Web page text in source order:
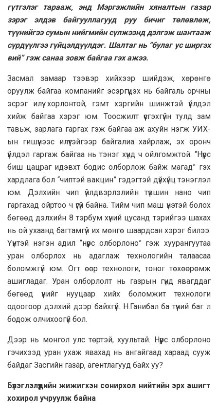
гүтгэлэг тарааж, энд Мэргэжлийн хяналтын газар
зэрэг элдэв байгууллагууд руу бичиг төлөвлөж,
түүнийгээ сумын нийгмийн сүлжээнд дэлгэж шантааж
сүрдүүлгээ гүйцэлдүүлдэг. Шалтаг нь “булаг ус ширгэх
вий” гэж санаа зовж байгаа гэх ажээ.
Засмал замаар тээвэр хийхээр шийдэж, хөрөнгө
оруулж байгаа компанийг эсэргүүцэх нь байгаль орчны
эсрэг илүү хорлонтой, гэмт хэргийн шинжтэй үйлдэл
хийж байгаа хэрэг юм. Тоосжилт үүсгэхгүйн тулд зам
тавьж, зарлага гаргах гэж байгаа аж ахуйн нэгж УИХ-
ын гишүүнээс илүүтэйгээр байгалиа хайрлаж, эх оронч
үйлдэл гаргаж байгаа нь тэнэг хүнд ч ойлгомжтой. “Нүүрс
биш цацраг идэвхт бодис олборлож байж магад” гэх
хардлага бол “чиптэй вакцин” гэдэгтэй дүйхүйц тэнэглэл
юм. Дэлхийн чип үйлдвэрлэлийн түвшин нано чип
гаргахад ойртоо ч үгүй байна. Тийм чип маш үнэтэй болох
бөгөөд дэлхийн 8 тэрбум хүний цусанд тэрийгээ шахах
нь ой ухаанд багтамгүй их мөнгө шаардсан хэрэг билээ.
Үүнтэй нэгэн адил “нүүрс олборлоно” гэж хуурангуутаа
уран олборлох нь адаглаж технологийн талаасаа
боломжгүй юм. Огт өөр технологи, тоног төхөөрөмж
ашигладаг. Уран олборлолт нь газрын гүнд явагддаг
бөгөөд үүнийг нууцаар хийх боломжит технологи
одоогоор дэлхий дээр байхгүй. Н.Ганибал ба түүний баг л
бодож олчихоогүй бол.
Дээр нь монгол улс төртэй, хуультай. Нүүрс олборлоно
гэчихээд уран ухаж явахад нь ангайгаад хараад сууж
байдаг Засгийн газар, агентлагууд байх уу?
Бүлэглэлүүдийн жижигхэн сонирхол нийтийн эрх ашигт
хохирол учруулж байна